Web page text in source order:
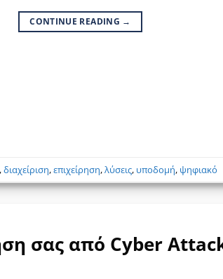
CONTINUE READING →
,διαχείριση,επιχείρηση,λύσεις, υποδομή, ψηφιακό
σας από Cyber